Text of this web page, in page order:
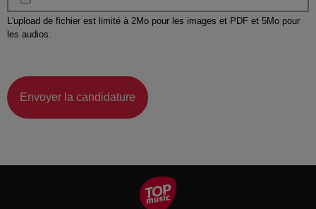
L'upload de fichier est limité à 2Mo pour les images et PDF et 5Mo pour
les audios.
Envoyer la candidature